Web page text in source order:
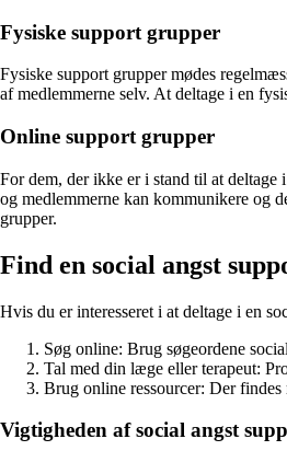
Fysiske support grupper
Fysiske support grupper mødes
af medlemmerne selv. At deltage i en
Online support grupper
For dem, der ikke er i stand til at
og medlemmerne kan kommunikere og
grupper.
Find en social angst
Hvis du er interesseret i at deltage i en
Søg online: Brug søgeordene
Tal med din læge eller terapeut:
Brug online ressourcer: Der
Vigtigheden af social angst